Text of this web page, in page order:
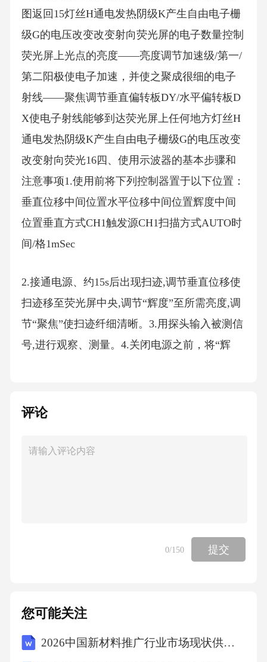
图返回15灯丝H通电发热阴级K产生自由电子栅
级G的电压改变改变射向荧光屏的电子数量控制
荧光屏上光点的亮度——亮度调节加速级/第一/
第二阳极使电子加速，并使之聚成很细的电子
射线——聚焦调节垂直偏转板DY/水平偏转板D
X使电子射线能够到达荧光屏上任何地方灯丝H
通电发热阴级K产生自由电子栅级G的电压改变
改变射向荧光16四、使用示波器的基本步骤和
注意事项1.使用前将下列控制器置于以下位置：
垂直位移中间位置水平位移中间位置辉度中间
位置垂直方式CH1触发源CH1扫描方式AUTO时
间/格1mSec
2.接通电源、约15s后出现扫迹,调节垂直位移使
扫迹移至荧光屏中央,调节“辉度”至所需亮度,调
节“聚焦”使扫迹纤细清晰。3.用探头输入被测信
号,进行观察、测量。4.关闭电源之前，将“辉
12.注意事项
(1)热电子仪器一般要避免频繁开机、关机，示
干扰波形，应避免出现这种现象.(4)关机前先将
的亮斑并进行调节时，亮斑的亮度要适中，不
能过亮.12.注意事项
评论
0/150 提交
您可能关注
2026中国新材料推广行业市场现状供需分析及投资评估规划分析研究报告